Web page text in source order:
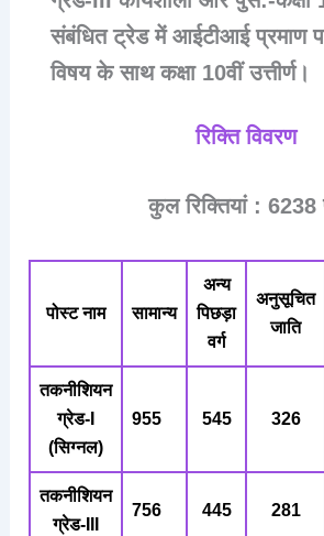
संबंधित ट्रेड में आईटीआई प्रमाण
विषय के साथ कक्षा 10वीं उत्तीर्ण।
रिक्ति विवरण
कुल रिक्तियां : 6238
पोस्ट नाम सामान्य
अन्य
पिछड़ा
वर्ग
अनुसूचित
जाति
तकनीशियन
ग्रेड-I
(सिग्नल)
955 545 326
तकनीशियन
ग्रेड-III
756 445 281